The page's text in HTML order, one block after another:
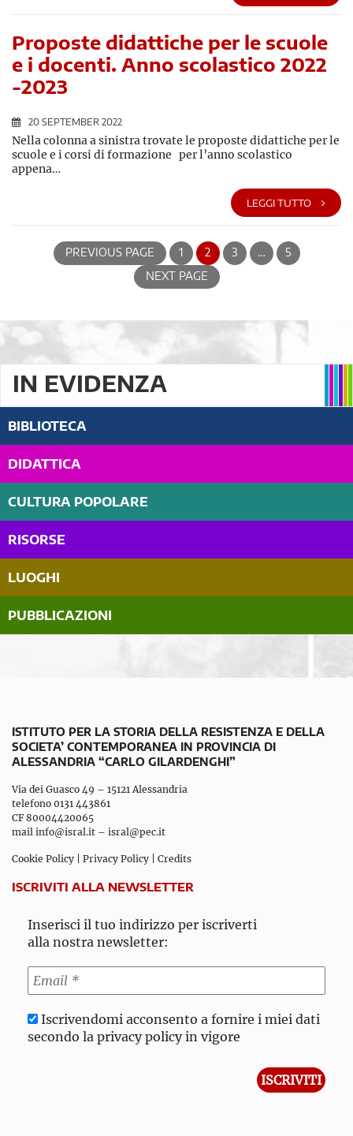
Proposte didattiche per le scuole
e i docenti. Anno scolastico 2022
-2023
20 SEPTEMBER 2022
Nella colonna a sinistra trovate le proposte didattiche per le
scuole e i corsi di formazione per l’anno scolastico
appena…
LEGGI TUTTO
PREVIOUS PAGE 1 2 3 …
5
NEXT PAGE
IN EVIDENZA
BIBLIOTECA
DIDATTICA
CULTURA POPOLARE
RISORSE
LUOGHI
PUBBLICAZIONI
ISTITUTO PER LA STORIA DELLA RESISTENZA E DELLA
SOCIETA’ CONTEMPORANEA IN PROVINCIA DI
ALESSANDRIA “CARLO GILARDENGHI”
Via dei Guasco 49 – 15121 Alessandria
telefono 0131 443861
CF 80004420065
mail info@isral.it – isral@pec.it
Cookie Policy Privacy Policy Credits
ISCRIVITI ALLA NEWSLETTER
Inserisci il tuo indirizzo per iscriverti
alla nostra newsletter:
Iscrivendomi acconsento a fornire i miei dati
secondo la privacy policy in vigore